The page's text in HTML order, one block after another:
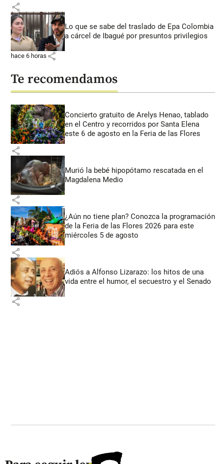
share
Lo que se sabe del traslado de Epa Colombia
a cárcel de Ibagué por presuntos privilegios
hace 6 horas share
Te recomendamos
Concierto gratuito de Arelys Henao, tablado
en el Centro y recorridos por Santa Elena
este 6 de agosto en la Feria de las Flores
share
Murió la bebé hipopótamo rescatada en el
Magdalena Medio
share
¿Aún no tiene plan? Conozca la programación
de la Feria de las Flores 2026 para este
miércoles 5 de agosto
share
Adiós a Alfonso Lizarazo: los hitos de una
vida entre el humor, el secuestro y el Senado
share